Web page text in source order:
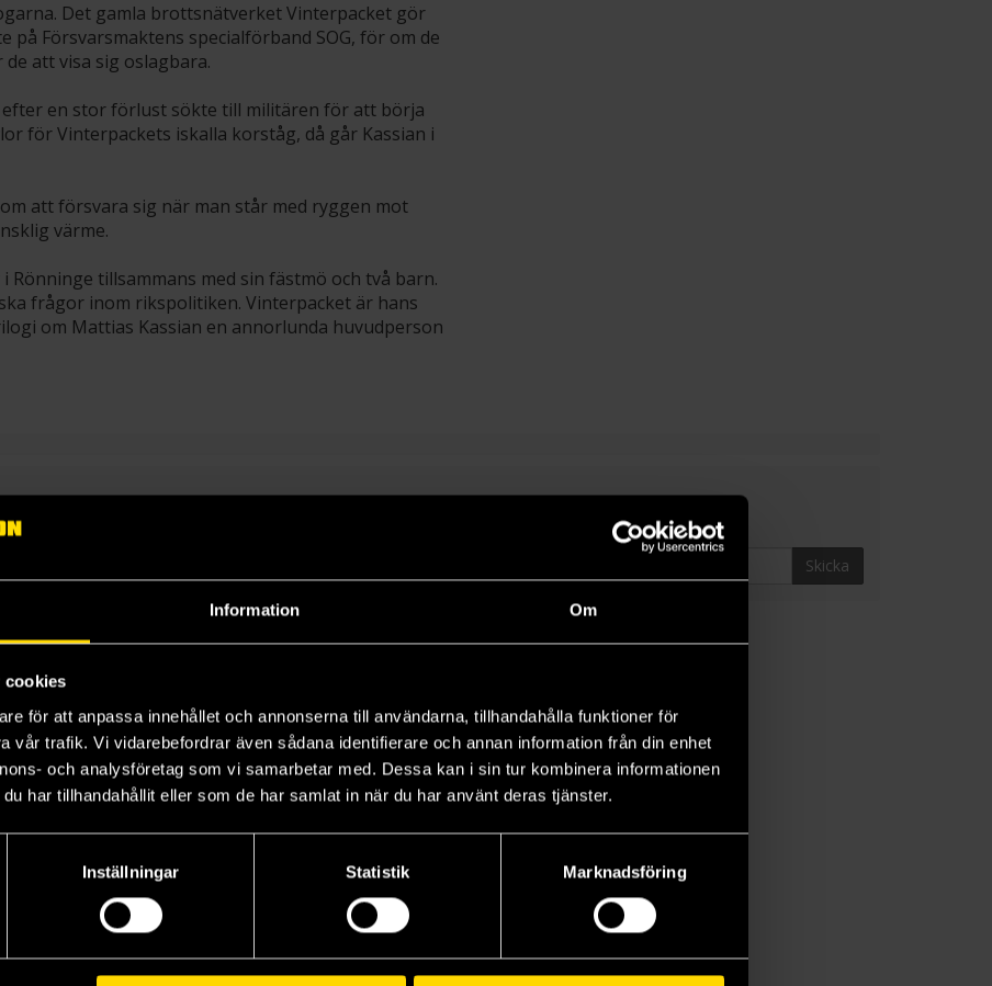
Information Om
cookies
för att anpassa innehållet och annonserna till användarna, tillhandahålla funktioner för
vår trafik. Vi vidarebefordrar även sådana identifierare och annan information från din enhet
och analysföretag som vi samarbetar med. Dessa kan i sin tur kombinera informationen
har tillhandahållit eller som de har samlat in när du har använt deras tjänster.
Inställningar Statistik Marknadsföring
Det gamla brottsnätverket Vinterpacket gör
på Försvarsmaktens specialförband SOG, för om de
att visa sig oslagbara.
efter en stor förlust sökte till militären för att börja
för Vinterpackets iskalla korståg, då går Kassian i
att försvara sig när man står med ryggen mot
värme.
tillsammans med sin fästmö och två barn.
frågor inom rikspolitiken. Vinterpacket är hans
om Mattias Kassian en annorlunda huvudperson
en ny del i serien blir tillgänglig för beställning.
Skicka
3
Järnviljan